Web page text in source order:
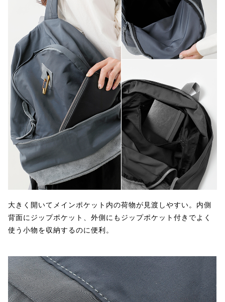
大きく開いてメインポケット内の荷物が見渡しやすい。内側
背面にジップポケット、外側にもジップポケット付きでよく
使う小物を収納するのに便利。